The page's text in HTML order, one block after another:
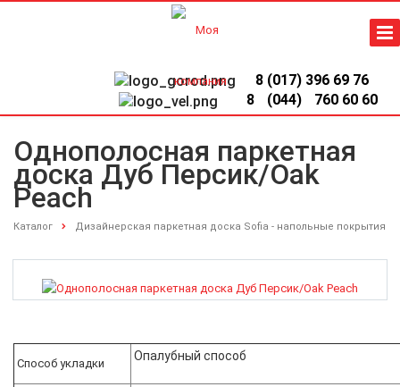
8 (017) 396 69 76
8
(044) 760 60 60
Однополосная паркетная
доска Дуб Персик/Oak
Peach
Каталог Дизайнерская паркетная доска Sofia - напольные покрытия
Однополосная паркетная доска Дуб Персик/Oak Peach
Способ укладки
Опалубный способ